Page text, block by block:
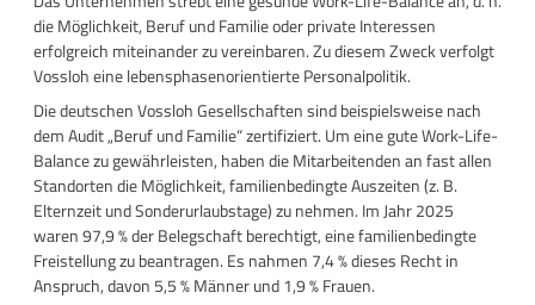
die Möglichkeit, Beruf und Familie oder private Interessen
erfolgreich miteinander zu vereinbaren. Zu diesem Zweck verfolgt
Vossloh eine lebensphasenorientierte Personalpolitik.
Die deutschen Vossloh Gesellschaften sind beispielsweise nach
dem Audit „Beruf und Familie“ zertifiziert. Um eine gute Work-Life-
Balance zu gewährleisten, haben die Mitarbeitenden an fast allen
Standorten die Möglichkeit, familienbedingte Auszeiten (z. B.
Elternzeit und Sonderurlaubstage) zu nehmen. Im Jahr 2025
waren 97,9 % der Belegschaft berechtigt, eine familienbedingte
Freistellung zu beantragen. Es nahmen 7,4 % dieses Recht in
Anspruch, davon 5,5 % Männer und 1,9 % Frauen.